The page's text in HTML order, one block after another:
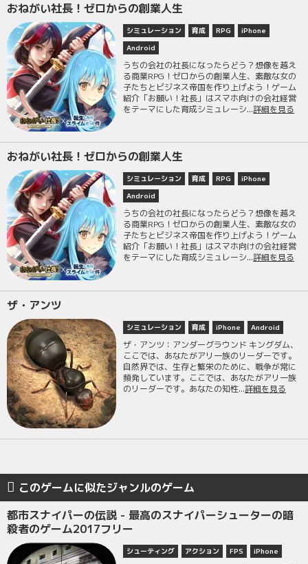
おねがい社長！ゼロからの創業人生
シミュレーション 育成 RPG
iPhone
Android
うちの会社の社長になったらどう？想像を越え
る商業RPG！ゼロからの創業人生、素敵な女の
子たちとビジネス帝国を作り上げよう！ゲーム
紹介「お願い！社長」はスマホ向けの会社経営
をテーマにした育成シミュレーシ...詳細を見る
おねがい社長！ゼロからの創業人生
シミュレーション 育成 RPG
iPhone
Android
うちの会社の社長になったらどう？想像を越え
る商業RPG！ゼロからの創業人生、素敵な女の
子たちとビジネス帝国を作り上げよう！ゲーム
紹介「お願い！社長」はスマホ向けの会社経営
をテーマにした育成シミュレーシ...詳細を見る
ザ・アンツ
シミュレーション 育成 iPhone Android
ザ・アンツ：アンダーグラウンド キングダム、
ここでは、あなたがアリ一族のリーダーです。
自然界では、生存と繁栄のために、戦争が常に
頻発しています。ここでは、あなたがアリ一族
のリーダーです。あなたの知性...詳細を見る
このゲームに似たジャンルのゲーム
都市スナイパーの伝説 - 最高のスナイパーシューターの暗
殺者のゲーム2017フリー
シューティング アクション FPS iPhone